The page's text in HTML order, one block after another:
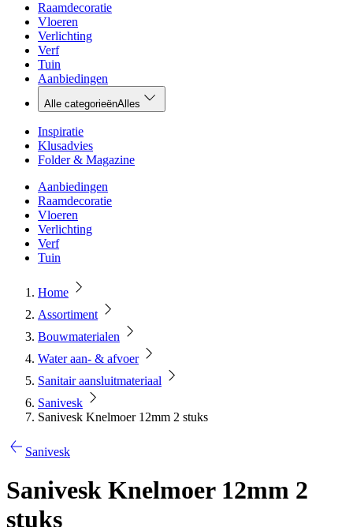
Raamdecoratie
Vloeren
Verlichting
Verf
Tuin
Aanbiedingen
Alle categorieënAlles
Inspiratie
Klusadvies
Folder & Magazine
Aanbiedingen
Raamdecoratie
Vloeren
Verlichting
Verf
Tuin
Home
Assortiment
Bouwmaterialen
Water aan- & afvoer
Sanitair aansluitmateriaal
Sanivesk
Sanivesk Knelmoer 12mm 2 stuks
Sanivesk
Sanivesk Knelmoer 12mm 2
stuks